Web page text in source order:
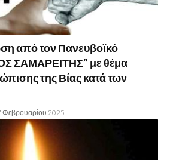
από τον Πανευβοϊκό
ΣΑΜΑΡΕΙΤΗΣ” με θέμα
της Βίας κατά των
Φεβρουαρίου 2025